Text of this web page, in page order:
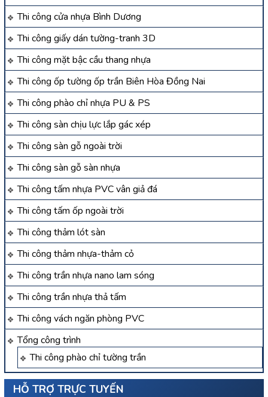
Thi công cửa nhựa Bình Dương
Thi công giấy dán tường-tranh 3D
Thi công mặt bậc cầu thang nhựa
Thi công ốp tường ốp trần Biên Hòa Đồng Nai
Thi công phào chỉ nhựa PU & PS
Thi công sàn chịu lực lắp gác xép
Thi công sàn gỗ ngoài trời
Thi công sàn gỗ sàn nhựa
Thi công tấm nhựa PVC vân giả đá
Thi công tấm ốp ngoài trời
Thi công thảm lót sàn
Thi công thảm nhựa-thảm cỏ
Thi công trần nhựa nano lam sóng
Thi công trần nhựa thả tấm
Thi công vách ngăn phòng PVC
Tổng công trình
Thi công phào chỉ tường trần
HỖ TRỢ TRỰC TUYẾN